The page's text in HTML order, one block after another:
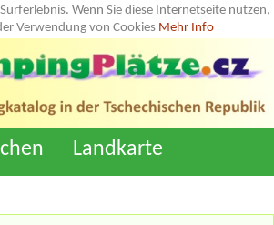
Wenn Sie diese Internetseite nutzen,
Verwendung von Cookies Mehr Info
Landkarte